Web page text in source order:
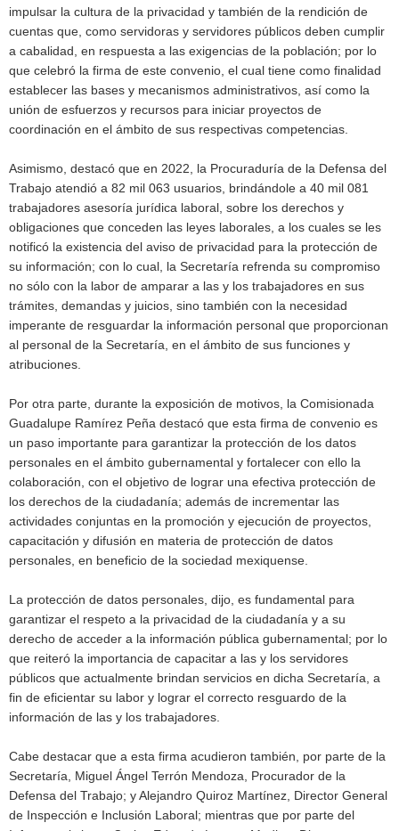
impulsar la cultura de la privacidad y también de la rendición de
cuentas que, como servidoras y servidores públicos deben cumplir
a cabalidad, en respuesta a las exigencias de la población; por lo
que celebró la firma de este convenio, el cual tiene como finalidad
establecer las bases y mecanismos administrativos, así como la
unión de esfuerzos y recursos para iniciar proyectos de
coordinación en el ámbito de sus respectivas competencias.
Asimismo, destacó que en 2022, la Procuraduría de la Defensa del
Trabajo atendió a 82 mil 063 usuarios, brindándole a 40 mil 081
trabajadores asesoría jurídica laboral, sobre los derechos y
obligaciones que conceden las leyes laborales, a los cuales se les
notificó la existencia del aviso de privacidad para la protección de
su información; con lo cual, la Secretaría refrenda su compromiso
no sólo con la labor de amparar a las y los trabajadores en sus
trámites, demandas y juicios, sino también con la necesidad
imperante de resguardar la información personal que proporcionan
al personal de la Secretaría, en el ámbito de sus funciones y
atribuciones.
Por otra parte, durante la exposición de motivos, la Comisionada
Guadalupe Ramírez Peña destacó que esta firma de convenio es
un paso importante para garantizar la protección de los datos
personales en el ámbito gubernamental y fortalecer con ello la
colaboración, con el objetivo de lograr una efectiva protección de
los derechos de la ciudadanía; además de incrementar las
actividades conjuntas en la promoción y ejecución de proyectos,
capacitación y difusión en materia de protección de datos
personales, en beneficio de la sociedad mexiquense.
La protección de datos personales, dijo, es fundamental para
garantizar el respeto a la privacidad de la ciudadanía y a su
derecho de acceder a la información pública gubernamental; por lo
que reiteró la importancia de capacitar a las y los servidores
públicos que actualmente brindan servicios en dicha Secretaría, a
fin de eficientar su labor y lograr el correcto resguardo de la
información de las y los trabajadores.
Cabe destacar que a esta firma acudieron también, por parte de la
Secretaría, Miguel Ángel Terrón Mendoza, Procurador de la
Defensa del Trabajo; y Alejandro Quiroz Martínez, Director General
de Inspección e Inclusión Laboral; mientras que por parte del